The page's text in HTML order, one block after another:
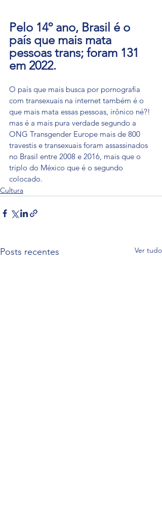
Pelo 14º ano, Brasil é o
país que mais mata
pessoas trans; foram 131
em 2022.
O país que mais busca por pornografia
com transexuais na internet também é o
que mais mata essas pessoas, irônico né?!
mas é a mais pura verdade segundo a
ONG Transgender Europe mais de 800
travestis e transexuais foram assassinados
no Brasil entre 2008 e 2016, mais que o
triplo do México que é o segundo
colocado.
Cultura
Posts recentes Ver tudo